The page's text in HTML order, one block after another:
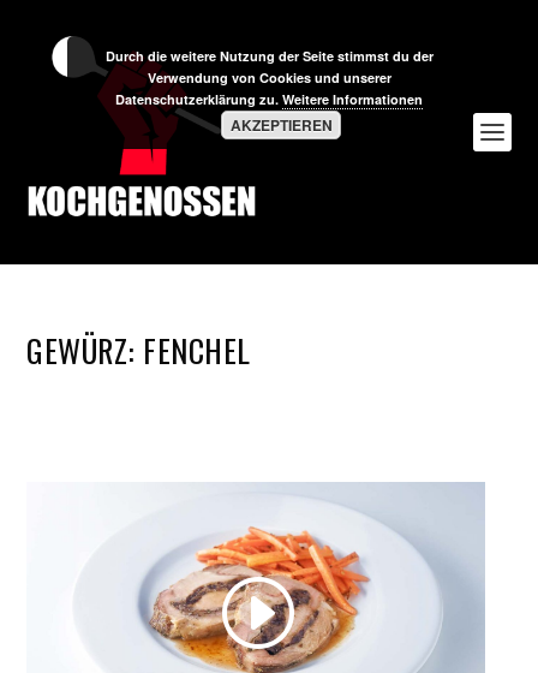
GEWÜRZ: FENCHEL
Durch die weitere Nutzung der Seite stimmst du der
Verwendung von Cookies und unserer
Datenschutzerklärung zu. Weitere Informationen
AKZEPTIEREN